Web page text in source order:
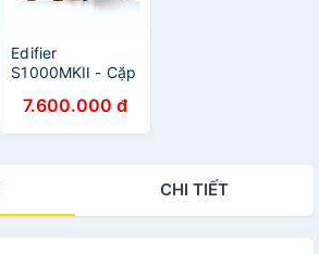
Edifier
S1000MKII - Cặp
Kết Nối
Optical/Coaxial/
7.600.000 đ
CHI TIẾT